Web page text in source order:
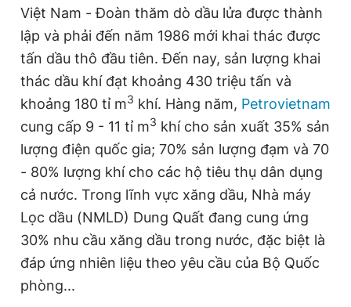
0906 645 777 0908 780 404
Đặt báo Quảng cáo RSS Tòa soạn Chính sách bảo
Tổng biên tập: Nguyễn Ngọc Toàn
Phó tổng biên tập thường trực: Hải Thành
Phó tổng biên tập: Lâm Hiếu Dũng
Phó tổng biên tập: Trần Việt Hưng
Tổng thư ký tòa soạn: Đức Trung
© 2003-2026 Bản quyền thuộc về Báo Thanh Niên. Cấm sao
chép dưới mọi hình thức nếu không có sự chấp thuận bằng văn
bản. Phát triển bởi ePi Technologies, JSC.
Việt Nam - Đoàn thăm dò dầu lửa được thành
lập và phải đến năm 1986 mới khai thác được
tấn dầu thô đầu tiên. Đến nay, sản lượng khai
thác dầu khíđạt khoảng 430 triệu tấn và
khoảng 180 tỉ m3 khí. Hàng năm, Petrovietnam
cung cấp 9 - 11 tỉ m3 khí cho sản xuất 35% sản
lượng điện quốc gia; 70% sản lượng đạm và 70
- 80% lượng khí cho các hộ tiêu thụ dân dụng
cả nước. Trong lĩnh vực xăng dầu, Nhà máy
Lọc dầu (NMLD) Dung Quất đang cung ứng
30% nhu cầu xăng dầu trong nước, đặc biệt là
đáp ứng nhiên liệu theo yêu cầu của Bộ Quốc
phòng...